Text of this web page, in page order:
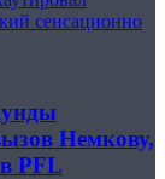
сенсационно
Немкову,
PFL